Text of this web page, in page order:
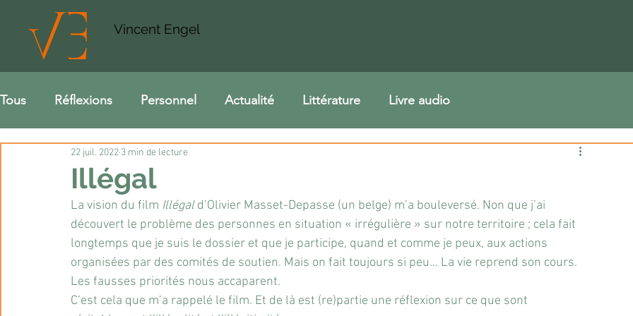
Vincent Engel
Tous Réflexions Personnel Actualité Littérature Livre audio
Illégal
22 juil. 2022 3 min de lecture
La vision du film Illégal d’Olivier Masset-Depasse (un belge) m’a bouleversé. Non que j’ai
découvert le problème des personnes en situation « irrégulière » sur notre territoire ; cela fait
longtemps que je suis le dossier et que je participe, quand et comme je peux, aux actions
organisées par des comités de soutien. Mais on fait toujours si peu… La vie reprend son cours.
Les fausses priorités nous accaparent.
C’est cela que m’a rappelé le film. Et de là est (re)partie une réflexion sur ce que sont